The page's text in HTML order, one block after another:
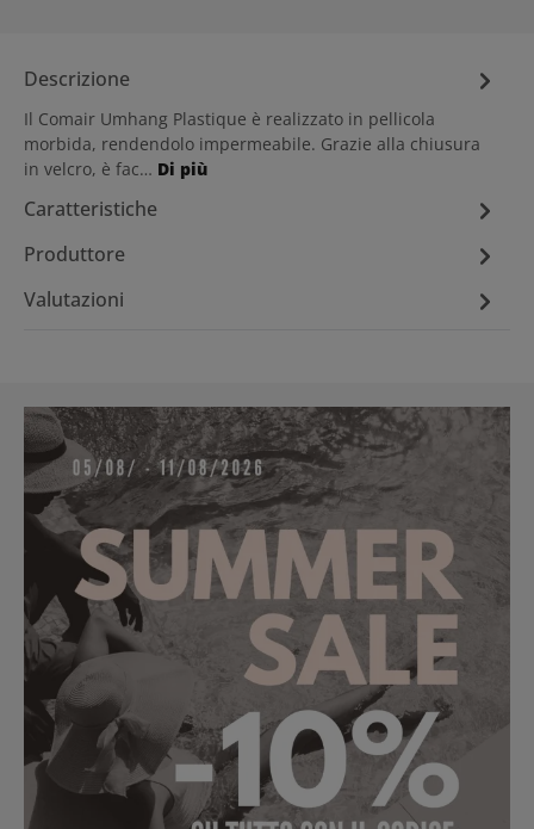
Descrizione
Il Comair Umhang Plastique è realizzato in pellicola
morbida, rendendolo impermeabile. Grazie alla chiusura
in velcro, è fac… Di più
Caratteristiche
Produttore
Valutazioni